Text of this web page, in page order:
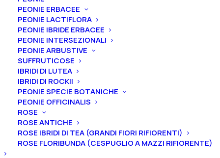
PEONIE ERBACEE
PEONIE LACTIFLORA
PEONIE IBRIDE ERBACEE
PEONIE INTERSEZIONALI
PEONIE ARBUSTIVE
SUFFRUTICOSE
IBRIDI DI LUTEA
IBRIDI DI ROCKII
PEONIE SPECIE BOTANICHE
PEONIE OFFICINALIS
ROSE
ROSE ANTICHE
ROSE IBRIDI DI TEA (GRANDI FIORI RIFIORENTI)
ROSE FLORIBUNDA (CESPUGLIO A MAZZI RIFIORENTE)
Home Iris
Iris germanica